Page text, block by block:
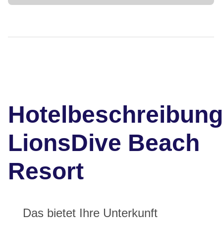
LionsDive Beach
Resort
Das bietet Ihre Unterkunft